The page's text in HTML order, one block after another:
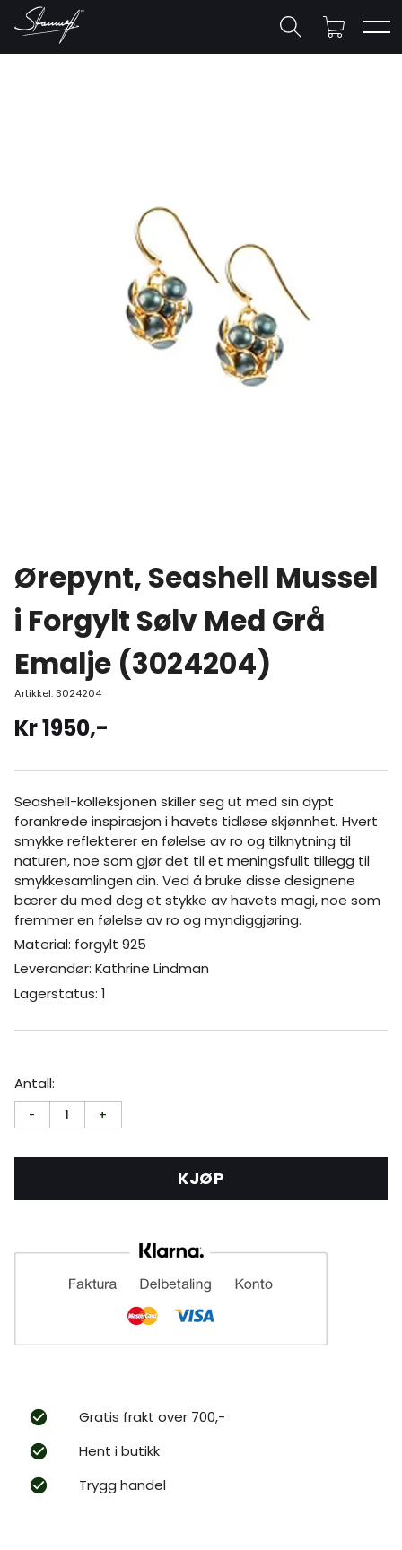
Ørepynt, Seashell Mussel
i Forgylt Sølv Med Grå
Emalje (3024204)
Artikkel:3024204
Kr1950,-
Seashell-kolleksjonen skiller seg ut med sin dypt
forankrede inspirasjon i havets tidløse skjønnhet. Hvert
smykke reflekterer en følelse av ro og tilknytning til
naturen, noe som gjør det til et meningsfullt tillegg til
smykkesamlingen din. Ved å bruke disse designene
bærer du med deg et stykke av havets magi, noe som
fremmer en følelse av ro og myndiggjøring.
Material: forgylt 925
Leverandør: Kathrine Lindman
Lagerstatus: 1
Antall:
- 1 +
KJØP
Gratis frakt over 700,-
Hent i butikk
Trygg handel